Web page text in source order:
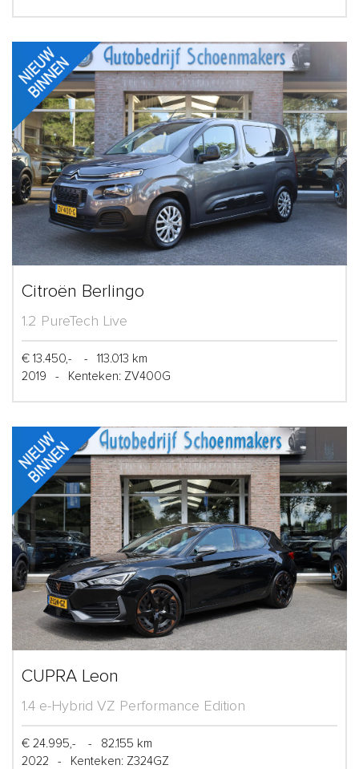
Citroën Berlingo
1.2 PureTech Live
€ 13.450,- -
113.013 km
2019
- Kenteken: ZV400G
CUPRA Leon
1.4 e-Hybrid VZ Performance Edition
€ 24.995,- -
82.155 km
2022
- Kenteken: Z324GZ